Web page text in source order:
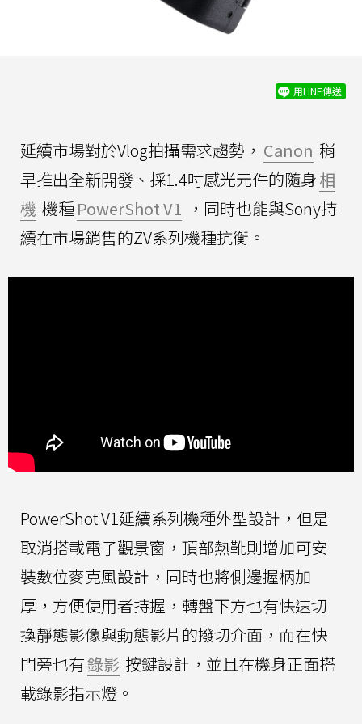
用LINE傳送
延續市場對於Vlog拍攝需求趨勢， Canon 稍
早推出全新開發、採1.4吋感光元件的隨身相
機 機種 PowerShot V1 ，同時也能與Sony持
續在市場銷售的ZV系列機種抗衡。
PowerShot V1延續系列機種外型設計，但是
取消搭載電子觀景窗，頂部熱靴則增加可安
裝數位麥克風設計，同時也將側邊握柄加
厚，方便使用者持握，轉盤下方也有快速切
換靜態影像與動態影片的撥切介面，而在快
門旁也有錄影 按鍵設計，並且在機身正面搭
載錄影指示燈。